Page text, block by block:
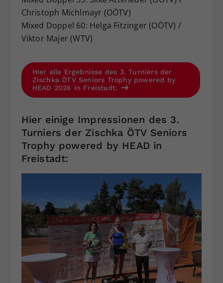
Christoph Michlmayr (OÖTV)
Mixed Doppel 60: Helga Fitzinger (OÖTV) /
Viktor Majer (WTV)
Hier alle Ergebnisse des 3. Turniers der
Zischka ÖTV Seniors Trophy powered by
HEAD 2026 in Freistadt.
Hier einige Impressionen des 3.
Turniers der Zischka ÖTV Seniors
Trophy powered by HEAD in
Freistadt: